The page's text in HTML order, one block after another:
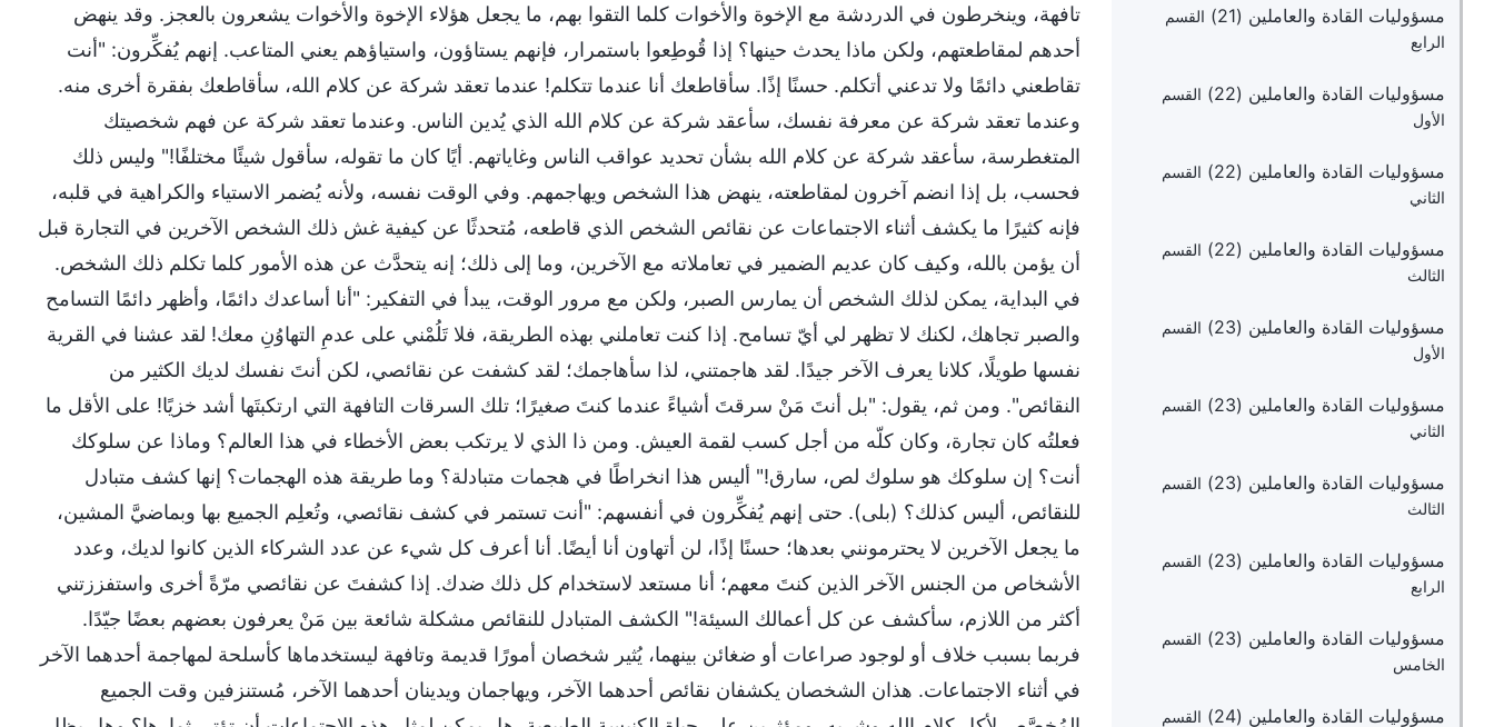
مسؤوليات القادة والعاملين (21)
القسم
الرابع
مسؤوليات القادة والعاملين (22)
القسم
الأول
مسؤوليات القادة والعاملين (22)
القسم
الثاني
مسؤوليات القادة والعاملين (22)
القسم
الثالث
مسؤوليات القادة والعاملين (23)
القسم
الأول
مسؤوليات القادة والعاملين (23)
القسم
الثاني
مسؤوليات القادة والعاملين (23)
القسم
الثالث
مسؤوليات القادة والعاملين (23)
القسم
الرابع
مسؤوليات القادة والعاملين (23)
القسم
الخامس
مسؤوليات القادة والعاملين (24) القسم
تافهة، وينخرطون في الدردشة مع الإخوة والأخوات كلما التقوا بهم، ما يجعل هؤلاء الإخوة والأخوات يشعرون بالعجز. وقد ينهض
أحدهم لمقاطعتهم، ولكن ماذا يحدث حينها؟ إذا قُوطِعوا باستمرار، فإنهم يستاؤون، واستياؤهم يعني المتاعب. إنهم يُفكِّرون: "أنت
تقاطعني دائمًا ولا تدعني أتكلم. حسنًا إذًا. سأقاطعك أنا عندما تتكلم! عندما تعقد شركة عن كلام الله، سأقاطعك بفقرة أخرى منه.
وعندما تعقد شركة عن معرفة نفسك، سأعقد شركة عن كلام الله الذي يُدين الناس. وعندما تعقد شركة عن فهم شخصيتك
المتغطرسة، سأعقد شركة عن كلام الله بشأن تحديد عواقب الناس وغاياتهم. أيًا كان ما تقوله، سأقول شيئًا مختلفًا!" وليس ذلك
فحسب، بل إذا انضم آخرون لمقاطعته، ينهض هذا الشخص ويهاجمهم. وفي الوقت نفسه، ولأنه يُضمر الاستياء والكراهية في قلبه،
فإنه كثيرًا ما يكشف أثناء الاجتماعات عن نقائص الشخص الذي قاطعه، مُتحدثًا عن كيفية غش ذلك الشخص الآخرين في التجارة قبل
أن يؤمن بالله، وكيف كان عديم الضمير في تعاملاته مع الآخرين، وما إلى ذلك؛ إنه يتحدَّث عن هذه الأمور كلما تكلم ذلك الشخص.
في البداية، يمكن لذلك الشخص أن يمارس الصبر، ولكن مع مرور الوقت، يبدأ في التفكير: "أنا أساعدك دائمًا، وأظهر دائمًا التسامح
والصبر تجاهك، لكنك لا تظهر لي أيّ تسامح. إذا كنت تعاملني بهذه الطريقة، فلا تَلُمْني على عدمِ التهاوُنِ معك! لقد عشنا في القرية
نفسها طويلًا، كلانا يعرف الآخر جيدًا. لقد هاجمتني، لذا سأهاجمك؛ لقد كشفت عن نقائصي، لكن أنتَ نفسك لديك الكثير من
النقائص". ومن ثم، يقول: "بل أنتَ مَنْ سرقتَ أشياءً عندما كنتَ صغيرًا؛ تلك السرقات التافهة التي ارتكبتَها أشد خزيًا! على الأقل ما
فعلتُه كان تجارة، وكان كلّه من أجل كسب لقمة العيش. ومن ذا الذي لا يرتكب بعض الأخطاء في هذا العالم؟ وماذا عن سلوكك
أنت؟ إن سلوكك هو سلوك لص، سارق!" أليس هذا انخراطًا في هجمات متبادلة؟ وما طريقة هذه الهجمات؟ إنها كشف متبادل
للنقائص، أليس كذلك؟ (بلى). حتى إنهم يُفكِّرون في أنفسهم: "أنت تستمر في كشف نقائصي، وتُعلِم الجميع بها وبماضيَّ المشين،
ما يجعل الآخرين لا يحترمونني بعدها؛ حسنًا إذًا، لن أتهاون أنا أيضًا. أنا أعرف كل شيء عن عدد الشركاء الذين كانوا لديك، وعدد
الأشخاص من الجنس الآخر الذين كنتَ معهم؛ أنا مستعد لاستخدام كل ذلك ضدك. إذا كشفتَ عن نقائصي مرّةً أخرى واستفززتني
أكثر من اللازم، سأكشف عن كل أعمالك السيئة!" الكشف المتبادل للنقائص مشكلة شائعة بين مَنْ يعرفون بعضهم بعضًا جيّدًا.
فربما بسبب خلاف أو لوجود صراعات أو ضغائن بينهما، يُثير شخصان أمورًا قديمة وتافهة ليستخدماها كأسلحة لمهاجمة أحدهما الآخر
في أثناء الاجتماعات. هذان الشخصان يكشفان نقائص أحدهما الآخر، ويهاجمان ويدينان أحدهما الآخر، مُستنزفين وقت الجميع